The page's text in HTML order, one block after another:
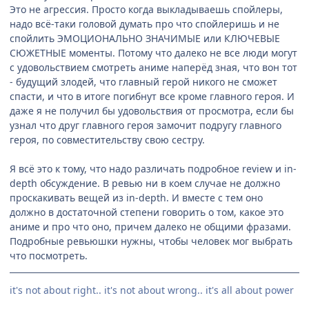
Это не агрессия. Просто когда выкладываешь спойлеры,
надо всё-таки головой думать про что спойлеришь и не
спойлить ЭМОЦИОНАЛЬНО ЗНАЧИМЫЕ или КЛЮЧЕВЫЕ
СЮЖЕТНЫЕ моменты. Потому что далеко не все люди могут
с удовольствием смотреть аниме наперёд зная, что вон тот
- будущий злодей, что главный герой никого не сможет
спасти, и что в итоге погибнут все кроме главного героя. И
даже я не получил бы удовольствия от просмотра, если бы
узнал что друг главного героя замочит подругу главного
героя, по совместительству свою сестру.
Я всё это к тому, что надо различать подробное review и in-
depth обсуждение. В ревью ни в коем случае не должно
проскакивать вещей из in-depth. И вместе с тем оно
должно в достаточной степени говорить о том, какое это
аниме и про что оно, причем далеко не общими фразами.
Подробные ревьюшки нужны, чтобы человек мог выбрать
что посмотреть.
it's not about right.. it's not about wrong.. it's all about power